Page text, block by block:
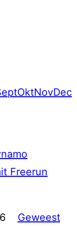
OktNovDec
Freerun
Geweest